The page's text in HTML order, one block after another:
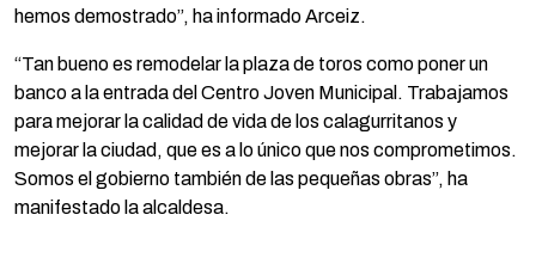
hemos demostrado”, ha informado Arceiz.
“Tan bueno es remodelar la plaza de toros como poner un
banco a la entrada del Centro Joven Municipal. Trabajamos
para mejorar la calidad de vida de los calagurritanos y
mejorar la ciudad, que es a lo único que nos comprometimos.
Somos el gobierno también de las pequeñas obras”, ha
manifestado la alcaldesa.